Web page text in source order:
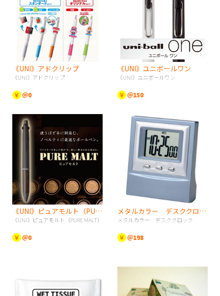
《UNI》アドクリップ
《UNI》アドクリップ
￥ ＠0
《UNI》ユニボールワン
《UNI》ユニボールワン
￥ ＠150
《UNI》ピュアモルト（PURE MALT）
《UNI》ピュアモルト（PURE MALT）
￥ ＠0
メタルカラー デスククロック
メタルカラー デスククロック
￥ ＠198